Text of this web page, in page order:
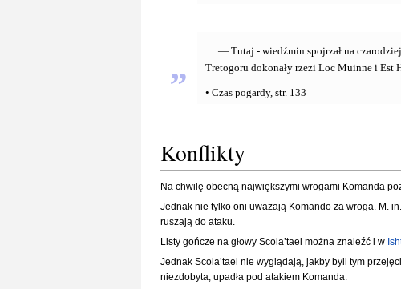
„
— Tutaj - wiedźmin spojrzał na
Tretogoru dokonały rzezi Loc Muinne i Est
• Czas pogardy, str. 133
Konflikty
Na chwilę obecną największymi wrogami Komanda
Jednak nie tylko oni uważają Komando za wroga. M. in.
ruszają do ataku.
Listy gończe na głowy Scoia’tael można znaleźć i w
Jednak Scoia’tael nie wyglądają, jakby byli tym
niezdobyta, upadła pod atakiem Komanda.